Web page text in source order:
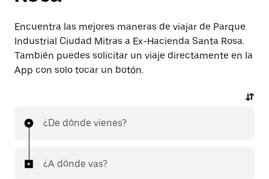
Encuentra las mejores maneras de viajar de Parque
Industrial Ciudad Mitras a Ex-Hacienda Santa Rosa.
También puedes solicitar un viaje directamente en la
App con solo tocar un botón.
¿De dónde vienes?
¿A dónde vas?